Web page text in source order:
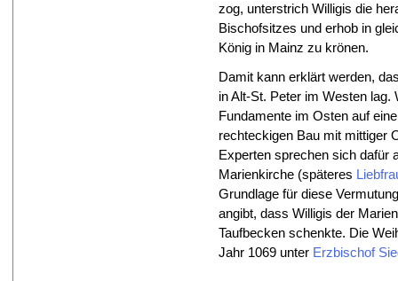
zog, unterstrich Willigis die
Bischofsitzes und erhob in
König in Mainz zu krönen.
Damit kann erklärt werden,
in Alt-St. Peter im Westen
Fundamente im Osten auf
rechteckigen Bau mit mittiger
Experten sprechen sich dafür
Marienkirche (späteres
Grundlage für diese
angibt, dass Willigis der
Taufbecken schenkte. Die
Jahr 1069 unter Erzbischof